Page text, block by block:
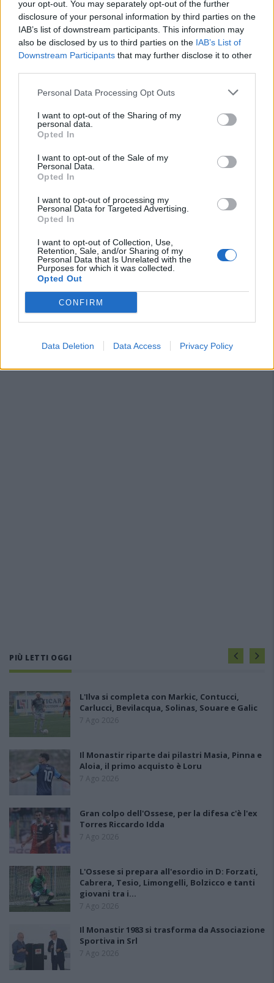
your opt-out. You may separately opt-out of the further
disclosure of your personal information by third parties on the
IAB’s list of downstream participants. This information may
also be disclosed by us to third parties on the IAB’s List of
Downstream Participants that may further disclose it to other
Personal Data Processing Opt Outs
I want to opt-out of the Sharing of my
personal data.
Opted In
I want to opt-out of the Sale of my
Personal Data.
Opted In
I want to opt-out of processing my
Personal Data for Targeted Advertising.
Opted In
I want to opt-out of Collection, Use,
Retention, Sale, and/or Sharing of my
Personal Data that Is Unrelated with the
Purposes for which it was collected.
Opted Out
CONFIRM
Data Deletion Data Access Privacy Policy
La matricola Macomer prende il portiere
Fadda, altro colpo Coghinas con Samuele
Pinna
2 Ago 2026
«Vogliamo rappresentare con orgoglio
31 Lug 2026
28 Lug 2026
PIÙ LETTI OGGI
L'Ilva si completa con Markic, Contucci,
Carlucci, Bevilacqua, Solinas, Souare e Galic
7 Ago 2026
Il Monastir riparte dai pilastri Masia, Pinna e
Aloia, il primo acquisto è Loru
7 Ago 2026
Gran colpo dell'Ossese, per la difesa c'è l'ex
Torres Riccardo Idda
7 Ago 2026
L'Ossese si prepara all'esordio in D: Forzati,
Cabrera, Tesio, Limongelli, Bolzicco e tanti
giovani tra i…
7 Ago 2026
Il Monastir 1983 si trasforma da Associazione
Sportiva in Srl
7 Ago 2026